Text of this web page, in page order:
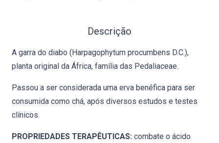
Descrição
A garra do diabo (Harpagophytum procumbens D.C.),
planta original da África, família das Pedaliaceae.
Passou a ser considerada uma erva benéfica para ser
consumida como chá, após diversos estudos e testes
clínicos.
PROPRIEDADES TERAPÊUTICAS: combate o ácido